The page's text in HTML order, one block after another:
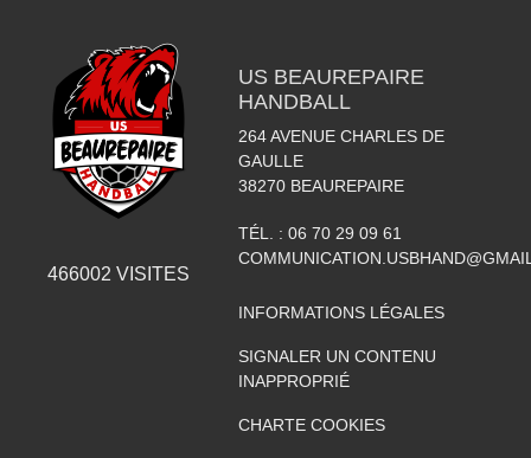
466002 VISITES
US BEAUREPAIRE
HANDBALL
264 AVENUE CHARLES DE
GAULLE
38270 BEAUREPAIRE
TÉL. : 06 70 29 09 61
INFORMATIONS LÉGALES
SIGNALER UN CONTENU
INAPPROPRIÉ
CHARTE COOKIES